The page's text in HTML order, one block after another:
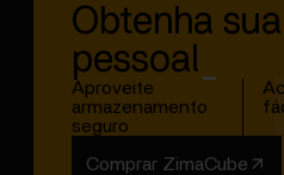
Obtenha
pessoal
Aproveite
armazenamento
seguro
Comprar ZimaCube